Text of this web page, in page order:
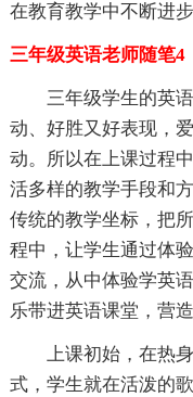
在教育教学中不断进步
三年级英语老师随笔4
三年级学生的英语
动、好胜又好表现，
动。所以在上课过程
活多样的教学手段和
传统的教学坐标，把
程中，让学生通过体
交流，从中体验学英
乐带进英语课堂，营
上课初始，在热身
式，学生就在活泼的